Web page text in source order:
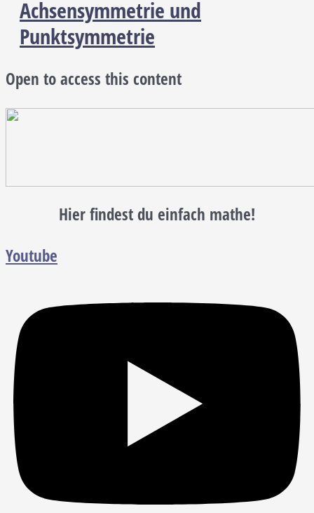
Achsensymmetrie und
Punktsymmetrie
Open to access this content
Hier findest du einfach mathe!
Youtube